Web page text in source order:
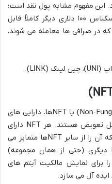
این مفهوم مشابه پول نقد است؛
یک اسکناس ۱۰۰ دلاری با یک اسکناس ۱۰۰ دلاری دیگر کاملاً قابل
در صرافی ها معامله می شوند،
توکن های غیرمثلی (Non-Fungible Tokens) یا NFTها، دارایی های
دیجیتالی منحصربه فرد و غیرقابل تعویض هستند. هر NFT دارای
یک شناسه منحصر به فرد است که آن را از سایر NFTها متمایز می
کند و نمی توان آن را با NFT دیگری (حتی از همان مجموعه)
برای نمایش مالکیت آیتم های
آل می سازد.